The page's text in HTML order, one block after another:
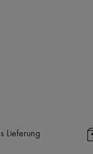
Lieferung